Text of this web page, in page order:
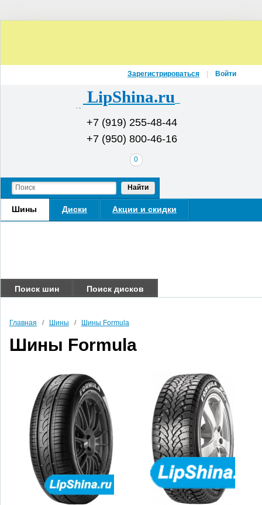
LipShina.ru
Интернет-магазин шин и дисков
+7 (919) 255-48-44
+7 (950) 800-46-16
В
вашей
корзине
0
Шины Диски Акции и скидки
Найти
Зарегистрироваться Войти
Поиск шин Поиск дисков
Главная / Шины / Шины Formula
Шины Formula